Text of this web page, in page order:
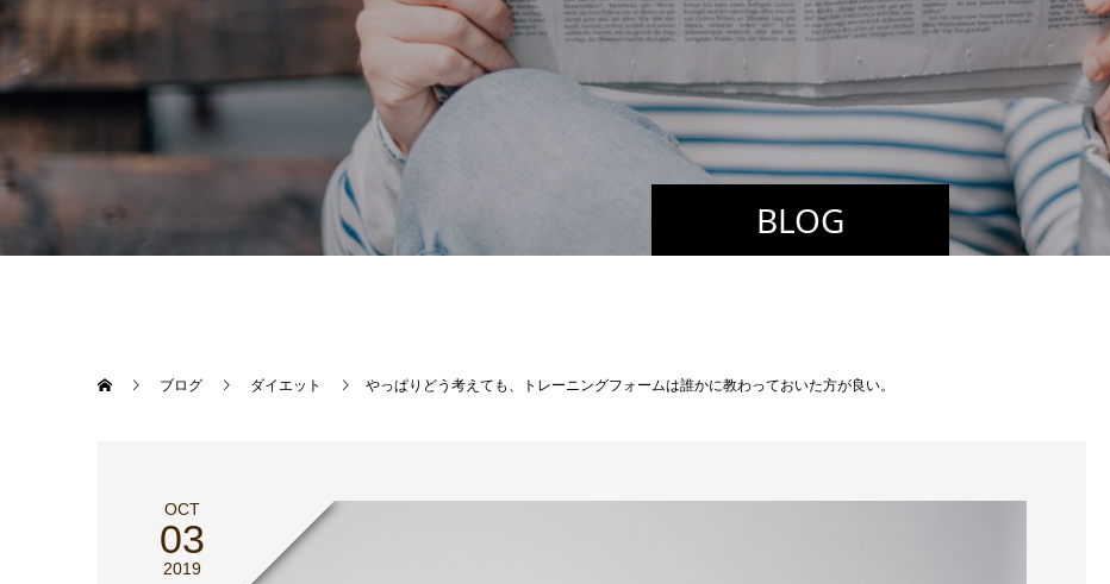
BLOG
ブログ ダイエット やっぱりどう考えても、トレーニングフォームは誰かに教わっておいた方が良い。
OCT
03
2019